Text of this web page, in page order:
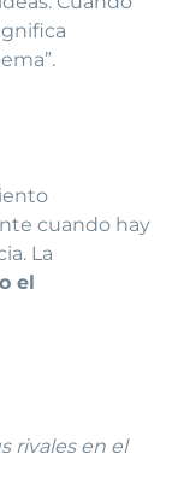
cuando hay
La
el
rivales en el